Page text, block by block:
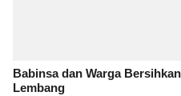
Babinsa dan Warga
Lembang